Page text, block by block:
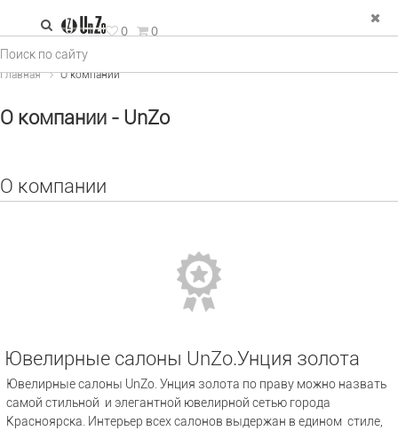
Украшения
0 0
Главная О компании
О компании - UnZo
О компании
Ювелирные салоны UnZo.Унция золота
Ювелирные салоны UnZo. Унция золота по праву можно назвать
самой стильной и элегантной ювелирной сетью города
Красноярска. Интерьер всех салонов выдержан в едином стиле,